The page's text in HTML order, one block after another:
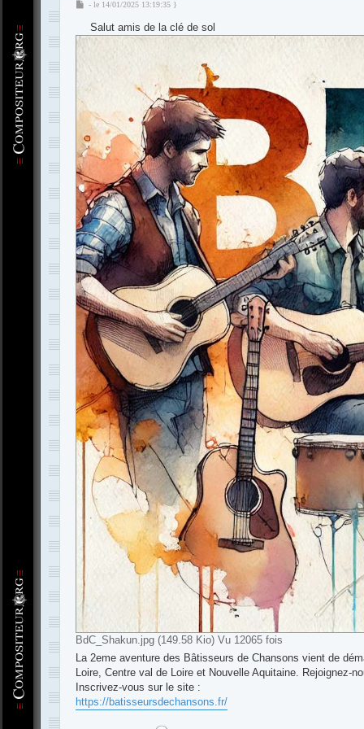
M- le 14/01/2025 13:19:35 }
Salut amis de la clé de sol
BdC_Shakun.jpg (149.58 Kio) Vu 12065 fois
La 2eme aventure des Bâtisseurs de Chansons vient de
Loire, Centre val de Loire et Nouvelle Aquitaine. Rejoignez-
Inscrivez-vous sur le site :
https://batisseursdechansons.fr/